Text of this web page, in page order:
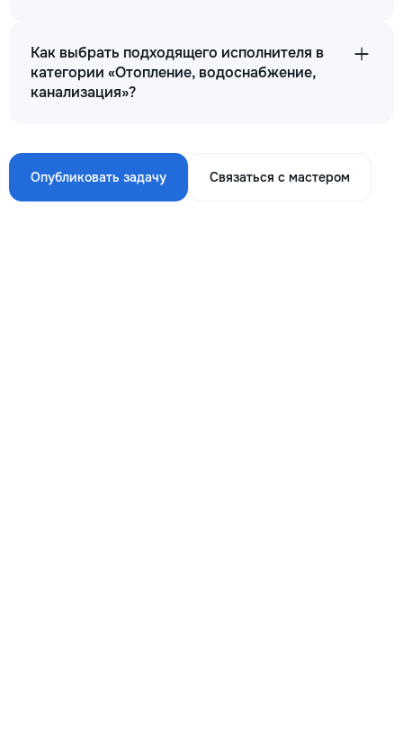
Как выбрать подходящего исполнителя в
категории «Отопление, водоснабжение,
канализация»?
Опубликовать задачу Связаться с мастером